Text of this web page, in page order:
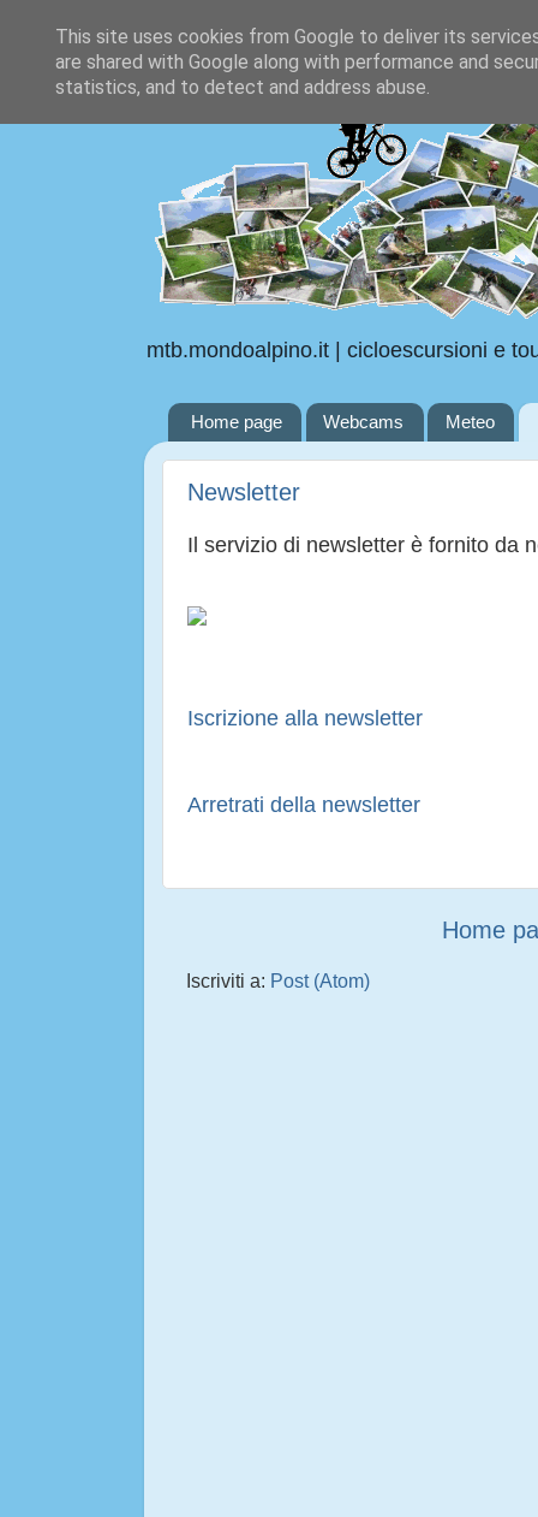
mtb.mondoalpino.it | cicloescursioni e
Home page Webcams Meteo
Newsletter
Il servizio di newsletter è fornito da
Iscrizione alla newsletter
Arretrati della newsletter
Home
Iscriviti a: Post (Atom)
This site uses cookies from Google to deliver its
are shared with Google along with performance and
statistics, and to detect and address abuse.